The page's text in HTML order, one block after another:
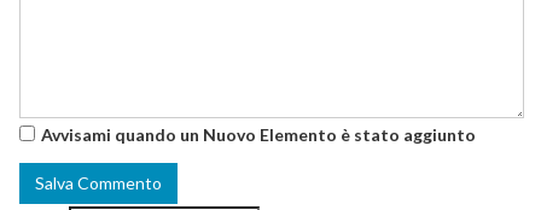
Avvisami quando un Nuovo Elemento è stato aggiunto